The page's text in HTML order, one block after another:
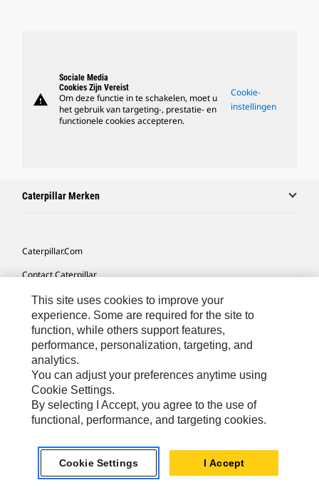
warning
Sociale Media
Cookies Zijn Vereist
Om deze functie in te schakelen, moet u
het gebruik van targeting-, prestatie- en
functionele cookies accepteren.
Cookie-
instellingen
Caterpillar Merken
Caterpillar.com
Contact Caterpillar
Mijn Marketingvoorkeuren
Site Map
Cookie Settings
Legal
Privacy
Europe-Dutch© 2026 Caterpillar. Alle rechten voorbehouden.
This site uses cookies to improve your
experience. Some are required for the site to
function, while others support features,
performance, personalization, targeting, and
analytics.
You can adjust your preferences anytime using
Cookie Settings.
By selecting I Accept, you agree to the use of
functional, performance, and targeting cookies.
Cookie Settings I Accept